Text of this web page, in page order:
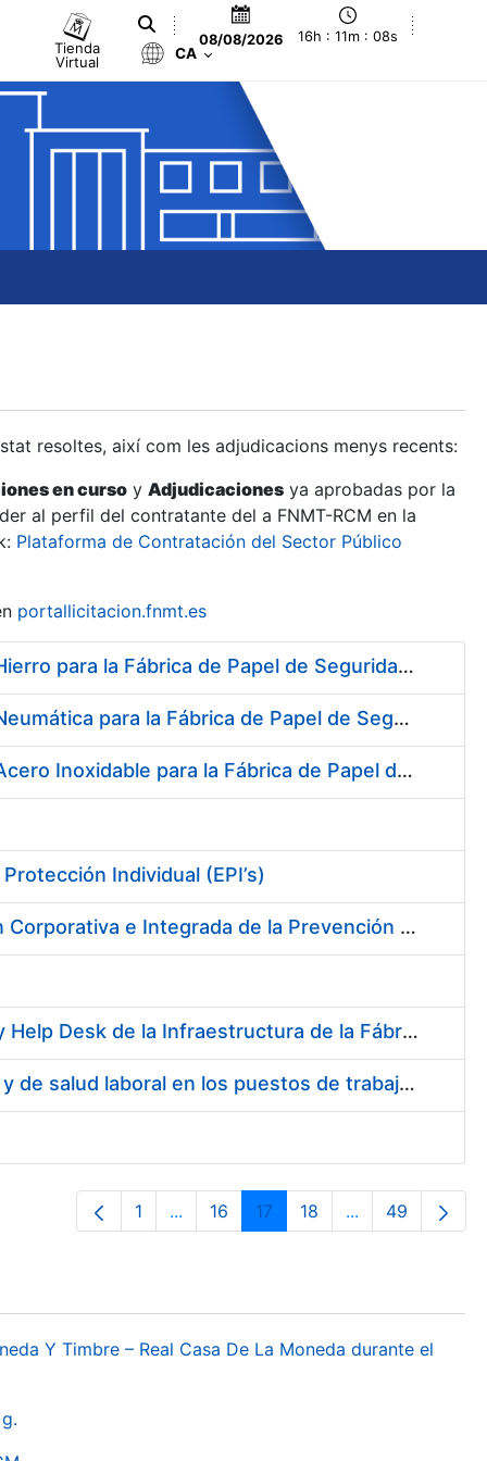
Tienda
Virtual
08/08/2026 16h : 11m : 09s
CA
resoltes, així com les adjudicacions menys recents:
en curso y Adjudicaciones ya aprobadas por la
al perfil del contratante del a FNMT-RCM en la
Plataforma de Contratación del Sector Público
portallicitacion.fnmt.es
Suscripción de Acuerdo Marco para el Suministro de Material de Hierro para la Fábrica de Papel de Seguridad de la FNMT-RCM en Burgos
Suscripción de Acuerdo Marco para el Suministro de Material de Neumática para la Fábrica de Papel de Seguridad de la FNMT-RCM en Burgos
Suscripción de Acuerdo Marco para el Suministro de Material de Acero Inoxidable para la Fábrica de Papel de Seguridad de la FNMT-RCM en Burgos
Individual (EPI’s)
Servicios de Adquisición e Implantación de un Sistema de Gestión Corporativa e Integrada de la Prevención de Riesgos Laborales
Servicios de Soporte y Mantenimiento de Licencias de Software y Help Desk de la Infraestructura de la Fábrica Nacional de Moneda y Timbre-Real Casa de la Moneda
Servicio de Realización de la evaluación de Riesgos Psicosociales y de salud laboral en los puestos de trabajo de la FNMT-RCM
Pàgina
1 ...Pàgines intermèdies Utilitzeu TAB
Pàgina
16 Pàgina
17 Pàgina
18 ...PàginesPàgina
49
Y Timbre – Real Casa De La Moneda durante el